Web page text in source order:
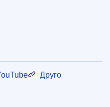
Друго